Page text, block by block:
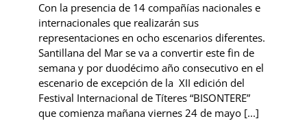
Con la presencia de 14 compañías nacionales e
internacionales que realizarán sus
representaciones en ocho escenarios diferentes.
Santillana del Mar se va a convertir este fin de
semana y por duodécimo año consecutivo en el
escenario de excepción de la XII edición del
Festival Internacional de Títeres “BISONTERE”
que comienza mañana viernes 24 de mayo [...]